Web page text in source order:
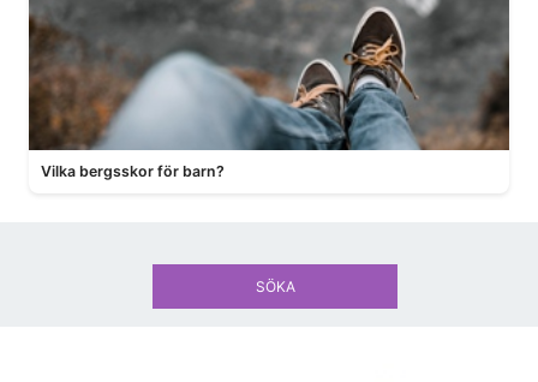
Vilka bergsskor för barn?
SÖKA